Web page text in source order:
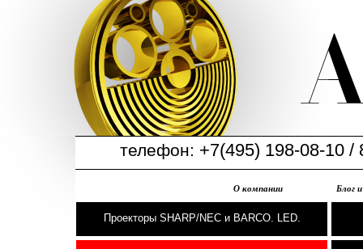
телефон: +7(495) 198-08-10 /
О компании Блог
Проекторы SHARP/NEC и BARCO. LED.